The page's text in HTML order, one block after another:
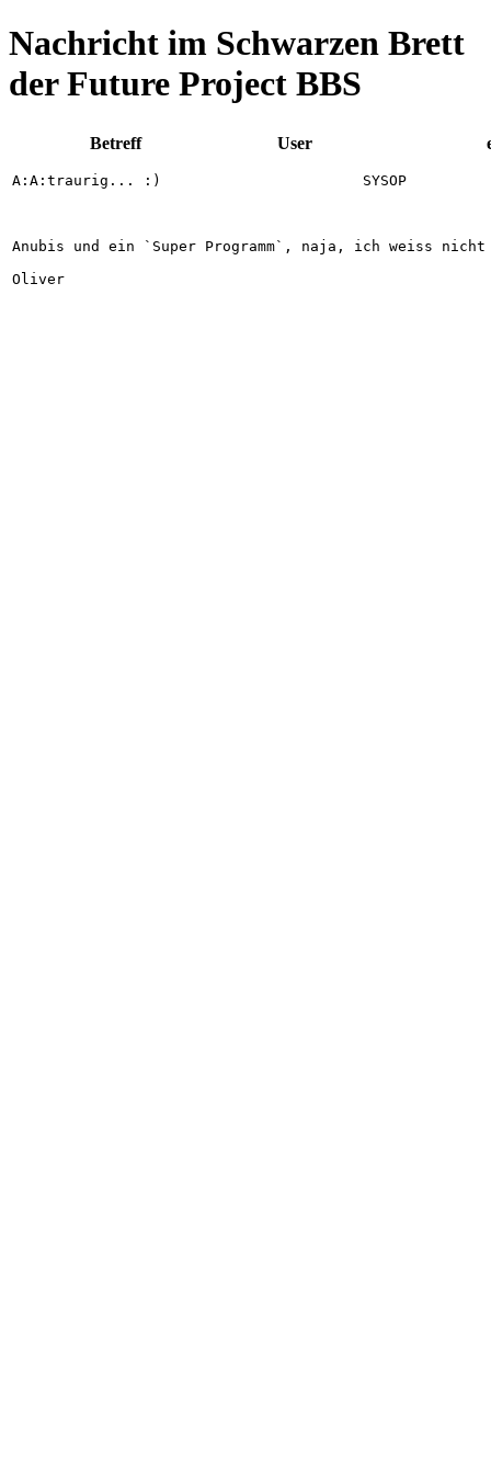
Nachricht im Schwarzen Brett
der Future Project BBS
Betreff User
Anubis und ein `Super Programm`, naja, ich weiss